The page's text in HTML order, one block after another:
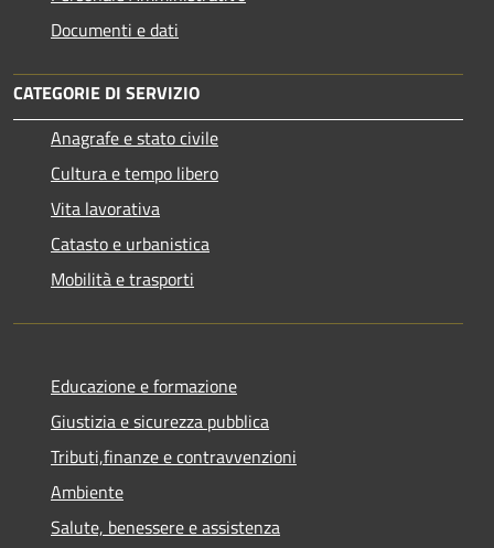
Documenti e dati
CATEGORIE DI SERVIZIO
Anagrafe e stato civile
Cultura e tempo libero
Vita lavorativa
Catasto e urbanistica
Mobilità e trasporti
Educazione e formazione
Giustizia e sicurezza pubblica
Tributi,finanze e contravvenzioni
Ambiente
Salute, benessere e assistenza